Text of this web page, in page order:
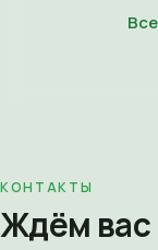
КОНТАКТЫ
Ждём вас